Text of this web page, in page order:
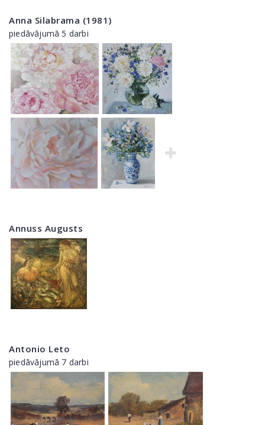
Anna Silabrama (1981)
piedāvājumā 5 darbi
Annuss Augusts
Antonio Leto
piedāvājumā 7 darbi